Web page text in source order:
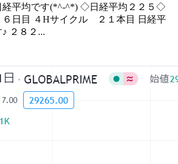
経平均です(*^-^*) ◇日経平均２２５◇
日目 ４Hサイクル ２１本目 日経平
２８２...